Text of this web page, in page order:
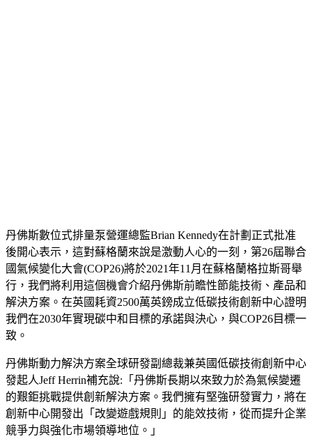
丹佛斯數位式排量泵營運總監Brian Kennedy在計劃正式批准
後開心表示，這對蘇格蘭來說是激動人心的一刻，第26屆聯合
國氣候變化大會(COP26)將於2021年11月在蘇格蘭格拉斯哥舉
行，我們將利用這個機會介紹丹佛斯前瞻性節能技術、產品和
解決方案。在英國耗資2500萬英鎊成立低碳技術創新中心證明
我們在2030年實現碳中和目標的承諾與決心，與COP26目標一
致。
丹佛斯動力解決方案全球研發副總裁兼英國低碳技術創新中心
發起人Jeff Herrin補充說:「丹佛斯長期以來致力於為氣候變遷
的艱鉅挑戰提供創新解決方案。我們擁有堅強研發實力，將在
創新中心開發出「改變遊戲規則」的能效技術，從而提升企業
競爭力與強化市場領導地位。」